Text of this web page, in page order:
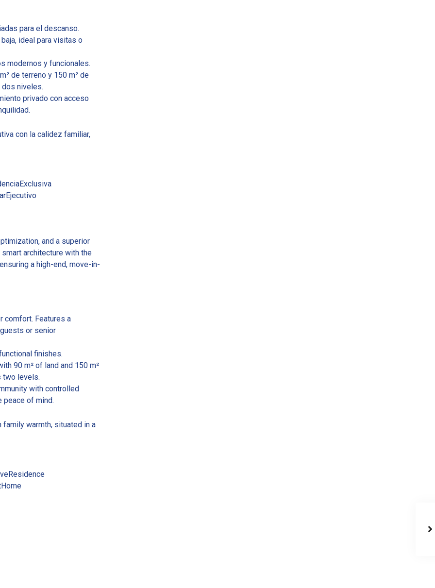
para el descanso.
ideal para visitas o
modernos y funcionales.
de terreno y 150 m² de
niveles.
privado con acceso
con la calidez familiar,
and a superior
architecture with the
a high-end, move-in-
comfort. Features a
or senior
finishes.
90 m² of land and 150 m²
two levels.
with controlled
peace of mind.
warmth, situated in a